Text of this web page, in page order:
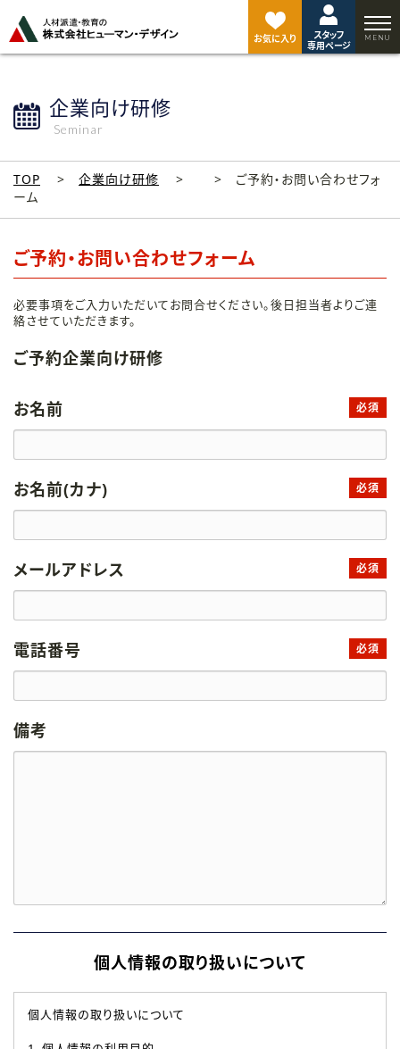
お気に入り
スタッフ
専用ページ
企業向け研修
Seminar
TOP 企業向け研修
ご予約・お問い合わせフォ
ーム
ご予約・お問い合わせフォーム
必要事項をご入力いただいてお問合せください。後日担当者よりご連
絡させていただきます。
ご予約企業向け研修
お名前 必須
お名前(カナ) 必須
メールアドレス 必須
電話番号 必須
備考
個人情報の取り扱いについて
個人情報の取り扱いについて
ジ
ト